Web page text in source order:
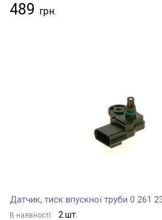
489
Датчик, тиск впускної труби 0 261
В наявності: 2 шт.